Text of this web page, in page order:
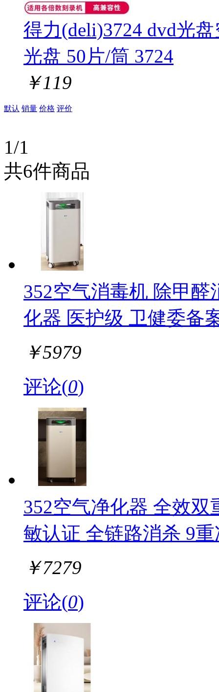
得力(deli)3724 dvd光
光盘 50片/筒 3724
￥119
默认 销量 价格 评价
1/1
共6件商品
352空气消毒机 除甲
化器 医护级 卫健委备
￥5979
评论(0)
352空气净化器 全效
敏认证 全链路消杀 9
￥7279
评论(0)